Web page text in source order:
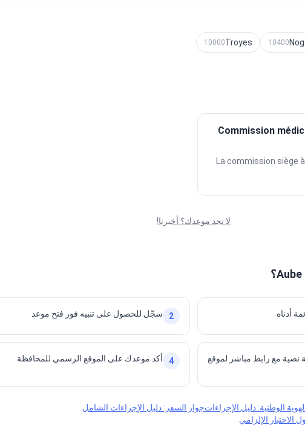
10400
Troyes
10000
Commission
La commission siège
لا تجد موعدك؟ أخبرنا!
أدناه 2 سجّل للحصول على تنبيه فور فتح موعد
نصية مع رابط مباشر لموقع
4 أكد موعدك على الموقع الرسمي للمحافظة
الوطنية: دليل الإجراءاتجواز السفر: دليل الإجراءات الشامل